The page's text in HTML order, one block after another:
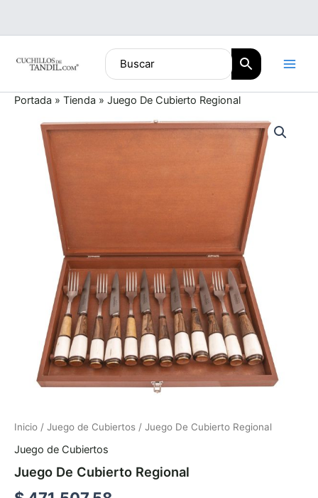
contenido
Portada » Tienda » Juego De Cubierto Regional
Inicio / Juego de Cubiertos / Juego De Cubierto Regional
Juego de Cubiertos
Juego De Cubierto Regional
Cubierto
Regional
cantidad